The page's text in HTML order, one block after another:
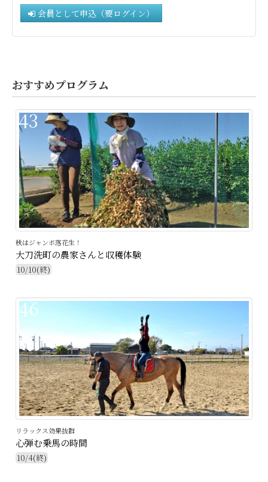
会員として申込（要ログイン）
おすすめプログラム
43
秋はジャンボ落花生！
大刀洗町の農家さんと収穫体験
10/10(終)
46
リラックス効果抜群
心弾む乗馬の時間
10/4(終)